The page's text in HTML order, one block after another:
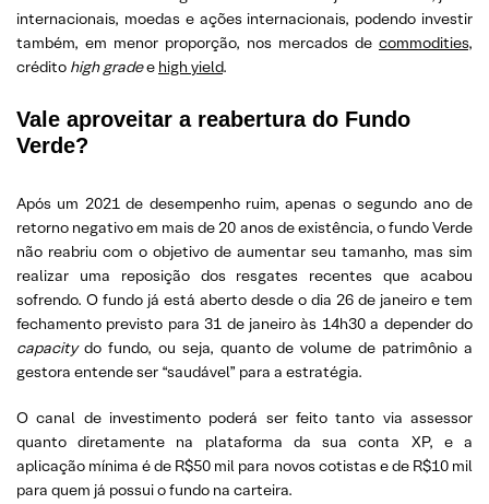
internacionais, moedas e ações internacionais, podendo investir
também, em menor proporção, nos mercados de commodities,
crédito high gradee high yield.
Vale aproveitar a reabertura do Fundo
Verde?
Após um 2021 de desempenho ruim, apenas o segundo ano de
retorno negativo em mais de 20 anos de existência, o fundo Verde
não reabriu com o objetivo de aumentar seu tamanho, mas sim
realizar uma reposição dos resgates recentes que acabou
sofrendo. O fundo já está aberto desde o dia 26 de janeiro e tem
fechamento previsto para 31 de janeiro às 14h30 a depender do
capacitydo fundo, ou seja, quanto de volume de patrimônio a
gestora entende ser “saudável” para a estratégia.
O canal de investimento poderá ser feito tanto via assessor
quanto diretamente na plataforma da sua conta XP, e a
aplicação mínima é de R$50 mil para novos cotistas e de R$10 mil
para quem já possui o fundo na carteira.